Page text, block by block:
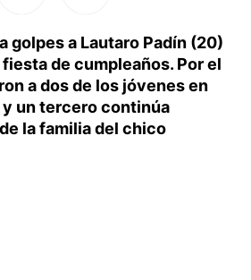
golpes a Lautaro Padín (20)
fiesta de cumpleaños. Por el
a dos de los jóvenes en
un tercero continúa
la familia del chico